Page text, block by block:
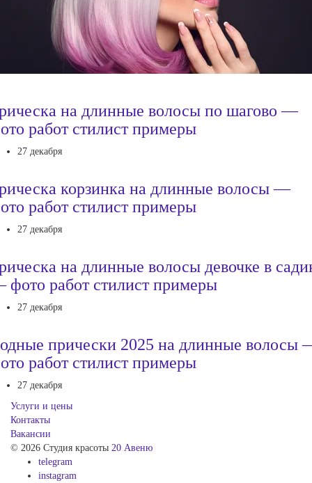
на длинные волосы по шагово —
работ стилист примеры
27 декабря
корзинка на длинные волосы —
работ стилист примеры
27 декабря
на длинные волосы девочке в
работ стилист примеры
27 декабря
прически 2025 на длинные волосы
работ стилист примеры
27 декабря
Услуги и цены
Контакты
Вакансии
© 2026 Студия красоты 20 Авеню
telegram
instagram